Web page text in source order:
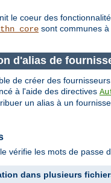
le coeur des
sont communes
d'alias de
de créer des
à l'aide des directives
un alias à un
vérifie les mots de passe
dans plusieurs